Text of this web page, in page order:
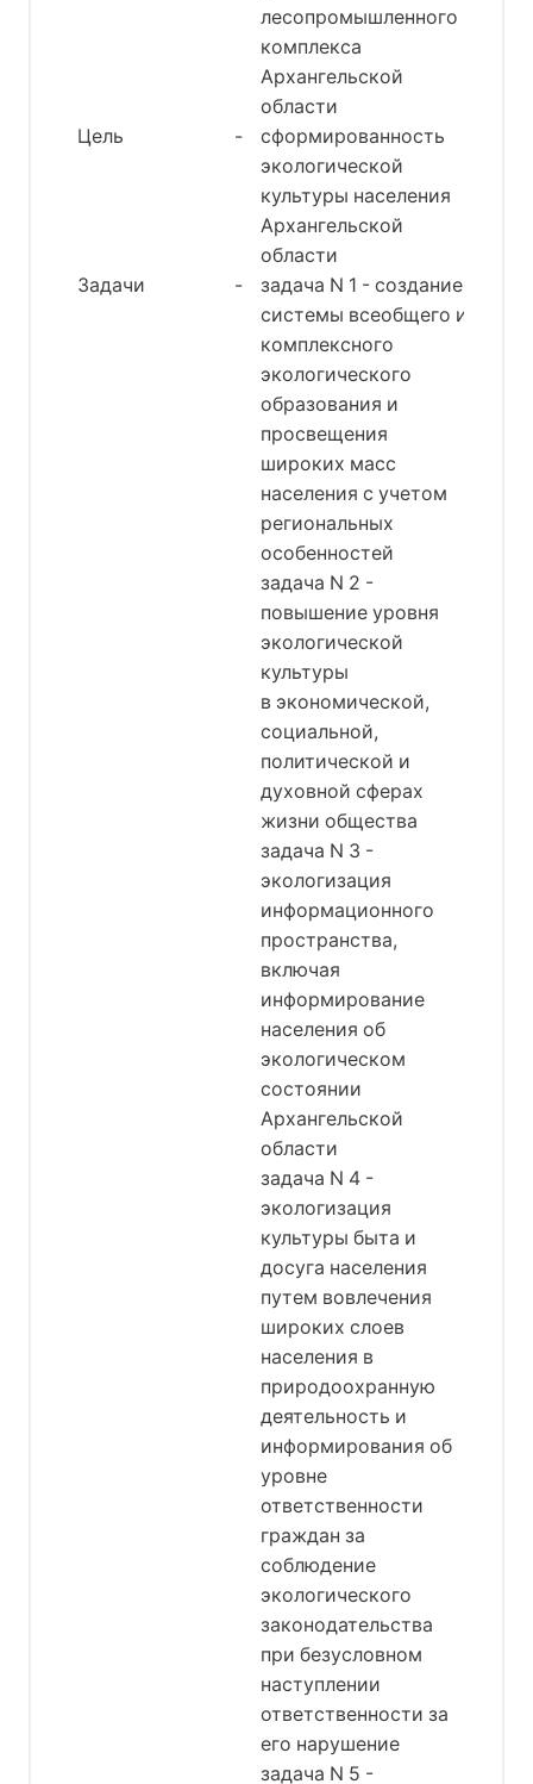
лесопромышленного
комплекса
Архангельской
области
Цель
-
сформированность
экологической
культуры населения
Архангельской
области
Задачи
-
задача N 1 - создание
системы всеобщего и
комплексного
экологического
образования и
просвещения
широких масс
населения с учетом
региональных
особенностей
задача N 2 -
повышение уровня
экологической
культуры
в экономической,
социальной,
политической и
духовной сферах
жизни общества
задача N 3 -
экологизация
информационного
пространства,
включая
информирование
населения об
экологическом
состоянии
Архангельской
области
задача N 4 -
экологизация
культуры быта и
досуга населения
путем вовлечения
широких слоев
населения в
природоохранную
деятельность и
информирования об
уровне
ответственности
граждан за
соблюдение
экологического
законодательства
при безусловном
наступлении
ответственности за
его нарушение
задача N 5 -